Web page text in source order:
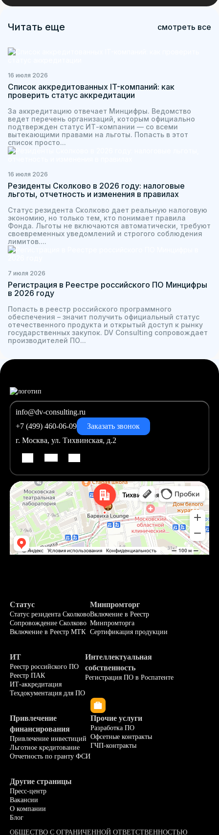
info@dv-consulting.ru
+7 (499) 460-06-09
г. Москва, ул. Тихвинская, д.2
Читать еще смотреть все
16 июля 2026
Список аккредитованных IT-компаний: как
проверить статус аккредитации
За аккредитацию отвечает Минцифры. Ведомство
ведет перечень организаций, которым официально
подтвержден статус ИТ-компании — со всеми
вытекающими правами на льготы. Попасть в этот
список просто...
16 июля 2026
Резиденты Сколково в 2026 году: налоговые
льготы, отчетность и изменения в правилах
Статус резидента Сколково дает реальную налоговую
экономию, но только тем, кто понимает правила
Фонда. Льготы не включаются автоматически, требуют
своевременных уведомлений и строгого соблюдения
лимитов....
7 июля 2026
Регистрация в Реестре российского ПО Минцифры
в 2026 году
Попасть в реестр российского программного
обеспечения – значит получить официальный статус
отечественного продукта и открытый доступ к рынку
государственных закупок. DV Consulting сопровождает
производителей ПО...
info@dv-consulting.ru
+7 (499) 460-06-09
Заказать звонок
г. Москва, ул. Тихвинская, д.2
Статус
Статус резидента Сколково
Сопровождение Сколково
Включение в Реестр МТК
Минпромторг
Включение в Реестр
Минпромторга
Сертификация продукции
ИТ
Реестр российского ПО
Реестр ПАК
ИТ-аккредитация
Техдокументация для ПО
Интеллектуальная
собственность
Регистрация ПО в Роспатенте
Привлечение
финансирования
Привлечение инвестиций
Льготное кредитование
Отчетность по гранту ФСИ
Прочие услуги
Разработка ПО
Офсетные контракты
ГЧП-контракты
Другие страницы
Пресс-центр
Вакансии
О компании
Блог
ОБЩЕСТВО С ОГРАНИЧЕННОЙ ОТВЕТСТВЕННОСТЬЮ